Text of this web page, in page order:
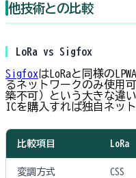
他技術との比較
LoRa vs Sigfox
SigfoxはLoRaと同様の
るネットワークのみ使用
築不可）という大きな違
ICを購入すれば独自ネッ
比較項目 LoRa
変調方式 CSS